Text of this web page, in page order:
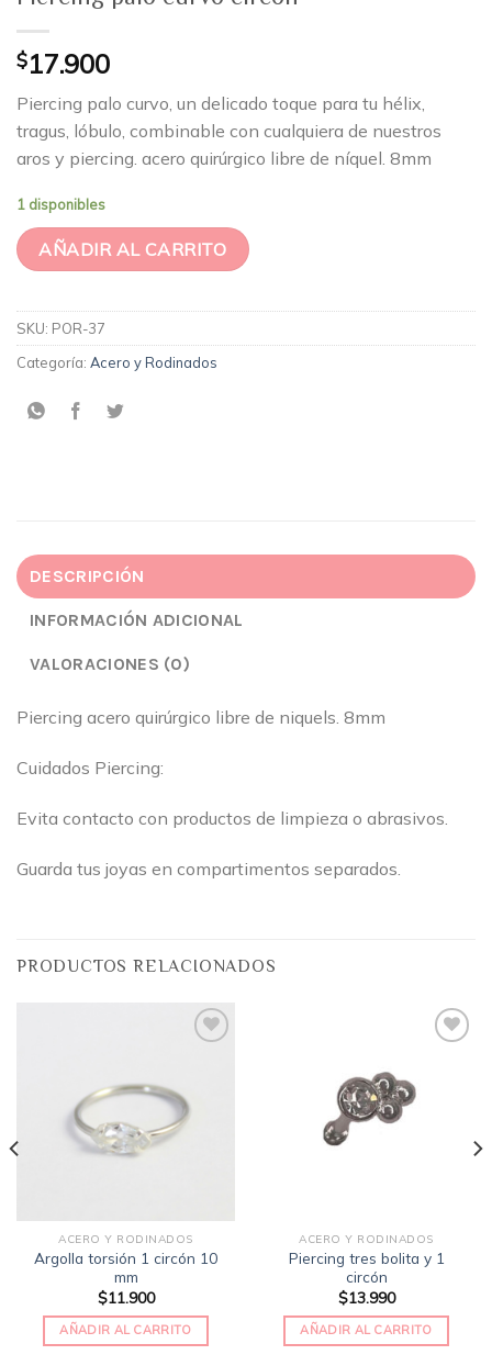
$17.900
Piercing palo curvo, un delicado toque para tu hélix,
tragus, lóbulo, combinable con cualquiera de nuestros
aros y piercing. acero quirúrgico libre de níquel. 8mm
1 disponibles
AÑADIR AL CARRITO
SKU: POR-37
Categoría: Acero y Rodinados
DESCRIPCIÓN
INFORMACIÓN ADICIONAL
VALORACIONES (0)
Piercing acero quirúrgico libre de niquels. 8mm
Cuidados Piercing:
Evita contacto con productos de limpieza o abrasivos.
Guarda tus joyas en compartimentos separados.
PRODUCTOS RELACIONADOS
deseos
ACERO Y RODINADOS
Argolla torsión 1 circón 10
mm
$11.900
AÑADIR AL CARRITO
ACERO Y RODINADOS
Piercing tres bolita y 1
circón
$13.990
AÑADIR AL CARRITO